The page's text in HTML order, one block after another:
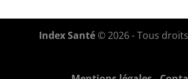
Index Santé© 2026 - Tous